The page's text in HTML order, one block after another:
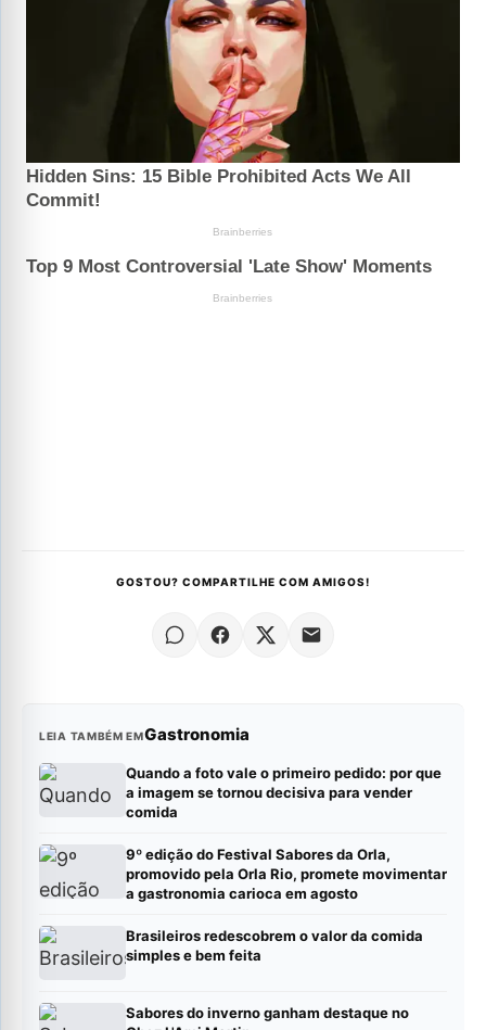
GOSTOU? COMPARTILHE COM AMIGOS!
LEIA TAMBÉM EMGastronomia
Quando a foto vale o primeiro pedido: por que
a imagem se tornou decisiva para vender
comida
9º edição do Festival Sabores da Orla,
promovido pela Orla Rio, promete movimentar
a gastronomia carioca em agosto
Brasileiros redescobrem o valor da comida
simples e bem feita
Sabores do inverno ganham destaque no